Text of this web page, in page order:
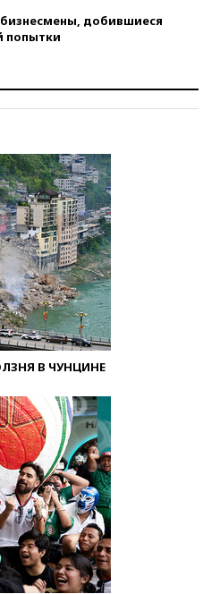
добившиеся
попытки
В ЧУНЦИНЕ